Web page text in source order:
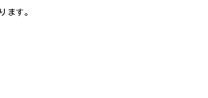
ます。